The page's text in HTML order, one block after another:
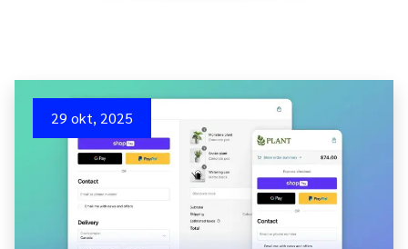
29 okt, 2025